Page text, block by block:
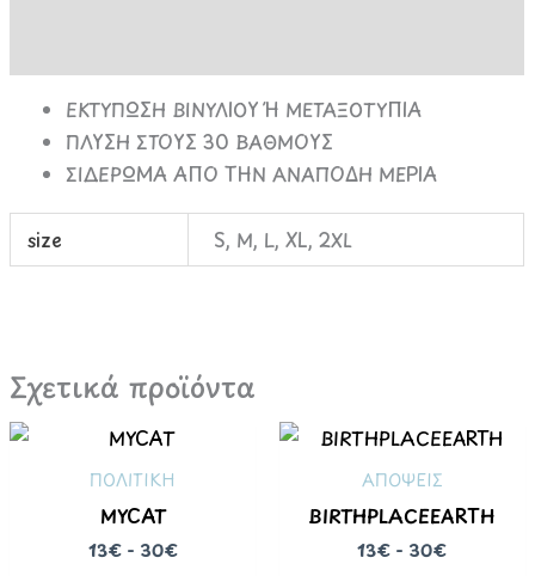
ΕΚΤΥΠΩΣΗ ΒΙΝΥΛΙΟΥ Ή ΜΕΤΑΞΟΤΥΠΙΑ
ΠΛΥΣΗ ΣΤΟΥΣ 30 ΒΑΘΜΟΥΣ
ΣΙΔΕΡΩΜΑ ΑΠΟ ΤΗΝ ΑΝΑΠΟΔΗ ΜΕΡΙΑ
size S, M, L, XL, 2XL
Σχετικά προϊόντα
ΠΟΛΙΤΙΚΗ
MYCAT
13€ - 30€
ΑΠΟΨΕΙΣ
BIRTHPLACEEARTH
13€ - 30€